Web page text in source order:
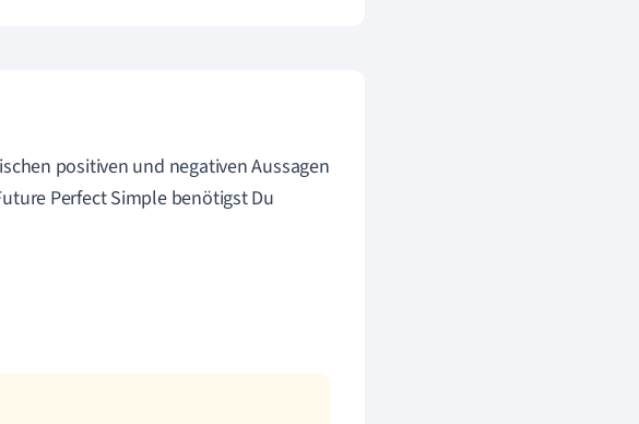
positiven und negativen Aussagen
Perfect Simple benötigst Du